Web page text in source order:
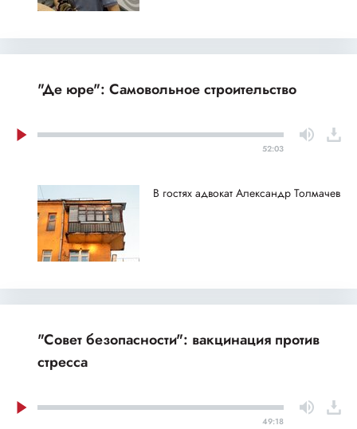
"Де юре": Самовольное строительство
52:03
В гостях адвокат Александр Толмачев
"Совет безопасности": вакцинация против
стресса
49:18